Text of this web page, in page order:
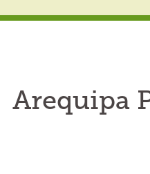
Arequipa